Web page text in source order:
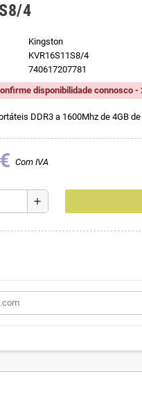
4
Kingston
KVR16S11S8/4
740617207781
disponibilidade connosco -
DDR3 a 1600Mhz de 4GB
Com IVA
add